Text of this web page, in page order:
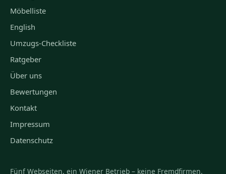
Möbelliste
English
Umzugs-Checkliste
Ratgeber
Über uns
Bewertungen
Kontakt
Impressum
Datenschutz
Fünf Webseiten, ein Wiener Betrieb – keine Fremdfirmen.